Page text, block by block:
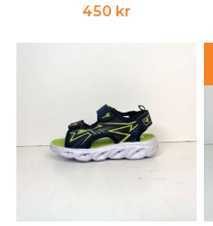
450 kr